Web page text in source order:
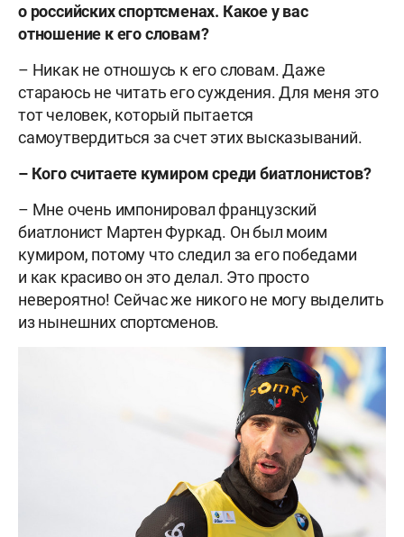
о российских спортсменах. Какое у вас
отношение к его словам?
– Никак не отношусь к его словам. Даже
стараюсь не читать его суждения. Для меня это
тот человек, который пытается
самоутвердиться за счет этих высказываний.
– Кого считаете кумиром среди биатлонистов?
– Мне очень импонировал французский
биатлонист Мартен Фуркад. Он был моим
кумиром, потому что следил за его победами
и как красиво он это делал. Это просто
невероятно! Сейчас же никого не могу выделить
из нынешних спортсменов.